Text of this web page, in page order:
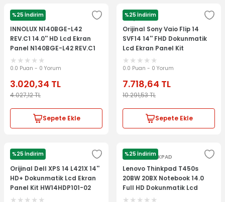
%25 İndirim
INNOLUX
INNOLUX N140BGE-L42
REV.C1 14.0'' HD Lcd Ekran
Panel N140BGE-L42 REV.C1
0.0 Puan - 0 Yorum
3.020,34 TL
4.027,12TL
Sepete Ekle
%25 İndirim
Sony Vaio
Orijinal Sony Vaio Flip 14
SVF14 14'' FHD Dokunmatik
Lcd Ekran Panel Kit
3IFI2LBN010
0.0 Puan - 0 Yorum
7.718,64 TL
10.291,53TL
Sepete Ekle
%25 İndirim
DELL
Orijinal Dell XPS 14 L421X 14''
HD+ Dokunmatik Lcd Ekran
Panel Kit HW14HDP101-02
%25 İndirim
LENOVO THİNKPAD
Lenovo Thinkpad T450s
20BW 20BX Notebook 14.0
Full HD Dokunmatik Lcd
Ekran Panel